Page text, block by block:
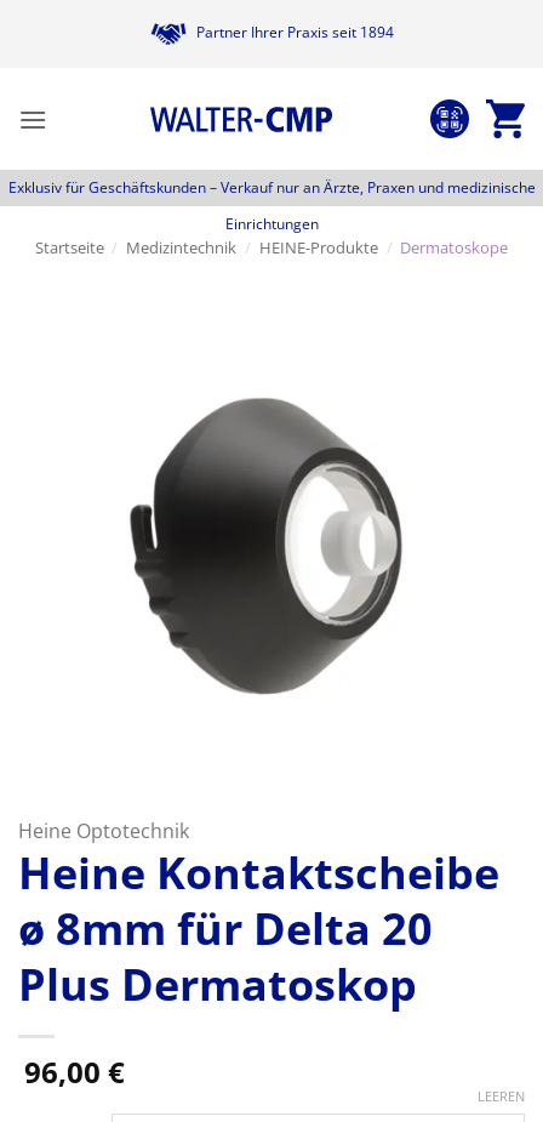
Partner Ihrer Praxis seit 1894
Exklusiv für Geschäftskunden –Verkauf nur an Ärzte, Praxen und medizinische
Einrichtungen
Startseite / Medizintechnik / HEINE-Produkte / Dermatoskope
Heine Optotechnik
Heine Kontaktscheibe
ø 8mm für Delta 20
Plus Dermatoskop
96,00 €
LEEREN